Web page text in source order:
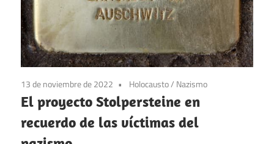
13 de noviembre de 2022 Holocausto/ Nazismo
El proyecto Stolpersteine en
recuerdo de las víctimas del